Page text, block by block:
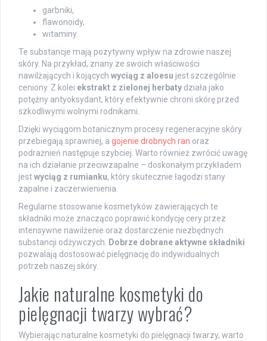
garbniki,
flawonoidy,
witaminy.
Te substancje mają pozytywny wpływ na zdrowie naszej
skóry. Na przykład, znany ze swoich właściwości
nawilżających i kojących wyciąg z aloesu jest szczególnie
ceniony. Z kolei ekstrakt z zielonej herbaty działa jako
potężny antyoksydant, który efektywnie chroni skórę przed
szkodliwymi wolnymi rodnikami.
Dzięki wyciągom botanicznym procesy regeneracyjne skóry
przebiegają sprawniej, a gojenie drobnych ran oraz
podrażnień następuje szybciej. Warto również zwrócić uwagę
na ich działanie przeciwzapalne – doskonałym przykładem
jestwyciąg z rumianku, który skutecznie łagodzi stany
zapalne i zaczerwienienia.
Regularne stosowanie kosmetyków zawierających te
składniki może znacząco poprawić kondycję cery przez
intensywne nawilżenie oraz dostarczenie niezbędnych
substancji odżywczych.
Dobrze dobrane aktywne składniki
pozwalają dostosować pielęgnację do indywidualnych
potrzeb naszej skóry.
Jakie naturalne kosmetyki do
pielęgnacji twarzy wybrać?
Wybierając naturalne kosmetyki do pielęgnacji twarzy, warto